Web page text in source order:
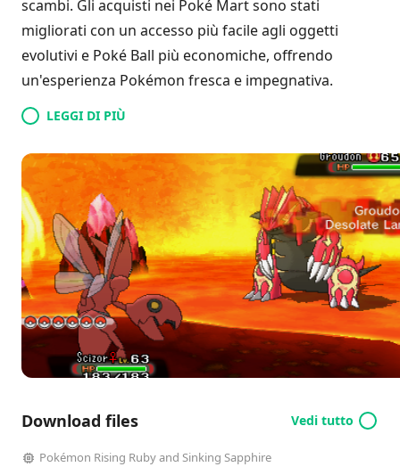
scambi. Gli acquisti nei Poké Mart sono stati
migliorati con un accesso più facile agli oggetti
evolutivi e Poké Ball più economiche, offrendo
un'esperienza Pokémon fresca e impegnativa.
LEGGI DI PIÙ
Download files Vedi tutto
Pokémon Rising Ruby and Sinking Sapphire